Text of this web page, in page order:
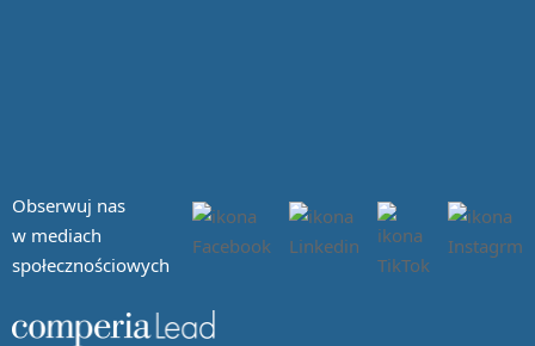
Obserwuj nas
w mediach
społecznościowych